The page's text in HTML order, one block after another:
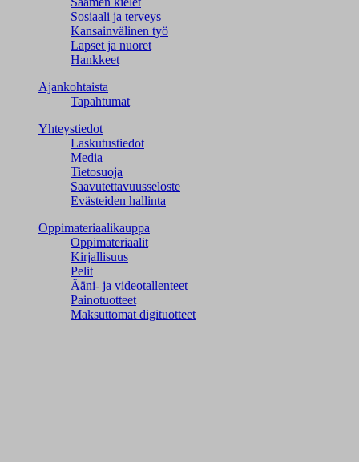
Sosiaali ja terveys
Kansainvälinen työ
Lapset ja nuoret
Hankkeet
Ajankohtaista
Tapahtumat
Yhteystiedot
Laskutustiedot
Media
Tietosuoja
Saavutettavuusseloste
Evästeiden hallinta
Oppimateriaalikauppa
Oppimateriaalit
Kirjallisuus
Pelit
Ääni- ja videotallenteet
Painotuotteet
Maksuttomat digituotteet